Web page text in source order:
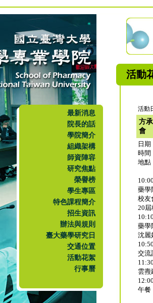
最新消息
院長的話
學院簡介
組織架構
師資陣容
研究焦點
榮譽榜
學生專區
特色課程簡介
招生資訊
辦法與規則
臺大藥學研究日
交通位置
活動花絮
行事曆
活動
活動
方
會
日
時間
地點
藥學
校友
20
藥學
沈麗
交流
雲燾
午餐